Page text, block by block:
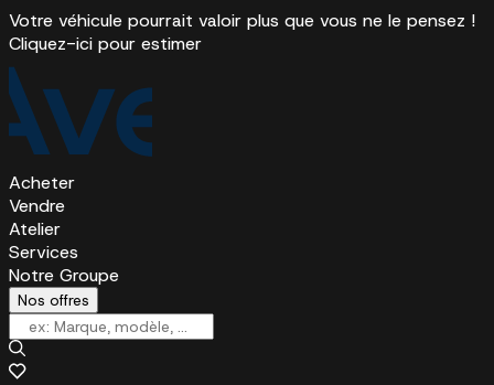
Votre véhicule pourrait valoir plus que vous ne le pensez !
Cliquez-ici pour estimer
Acheter
Vendre
Atelier
Services
Notre Groupe
Nos offres